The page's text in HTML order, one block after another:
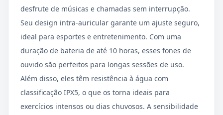
desfrute de músicas e chamadas sem interrupção.
Seu design intra-auricular garante um ajuste seguro,
ideal para esportes e entretenimento. Com uma
duração de bateria de até 10 horas, esses fones de
ouvido são perfeitos para longas sessões de uso.
Além disso, eles têm resistência à água com
classificação IPX5, o que os torna ideais para
exercícios intensos ou dias chuvosos. A sensibilidade